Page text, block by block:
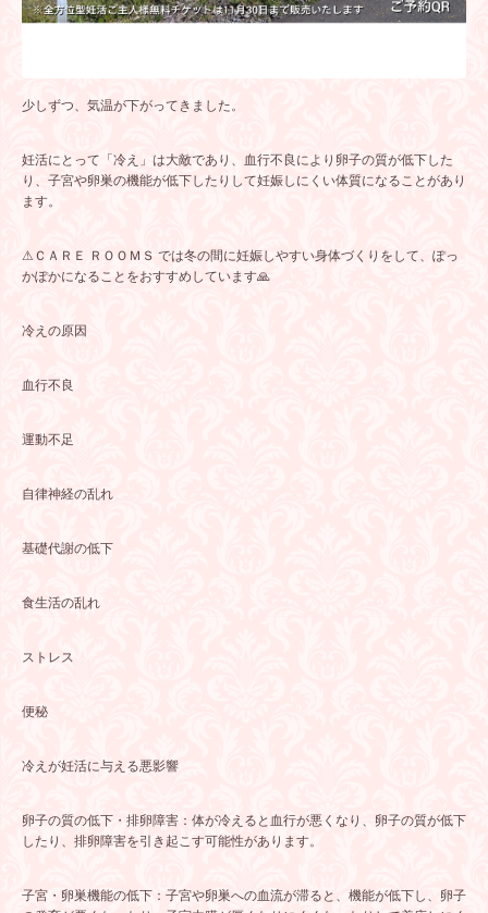
少しずつ、気温が下がってきました。
妊活にとって「冷え」は大敵であり、血行不良により卵子の質が低下した
り、子宮や卵巣の機能が低下したりして妊娠しにくい体質になることがあり
ます。
⚠ＣＡＲＥ ＲＯＯＭＳ では冬の間に妊娠しやすい身体づくりをして、ぽっ
かぽかになることをおすすめしています🙏
冷えの原因
血行不良
運動不足
自律神経の乱れ
基礎代謝の低下
食生活の乱れ
ストレス
便秘
冷えが妊活に与える悪影響
卵子の質の低下・排卵障害：体が冷えると血行が悪くなり、卵子の質が低下
したり、排卵障害を引き起こす可能性があります。
子宮・卵巣機能の低下：子宮や卵巣への血流が滞ると、機能が低下し、卵子